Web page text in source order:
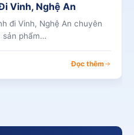
Vinh, Nghệ An
đi Vinh, Nghệ An chuyên
sản phẩm…
Đọc thêm